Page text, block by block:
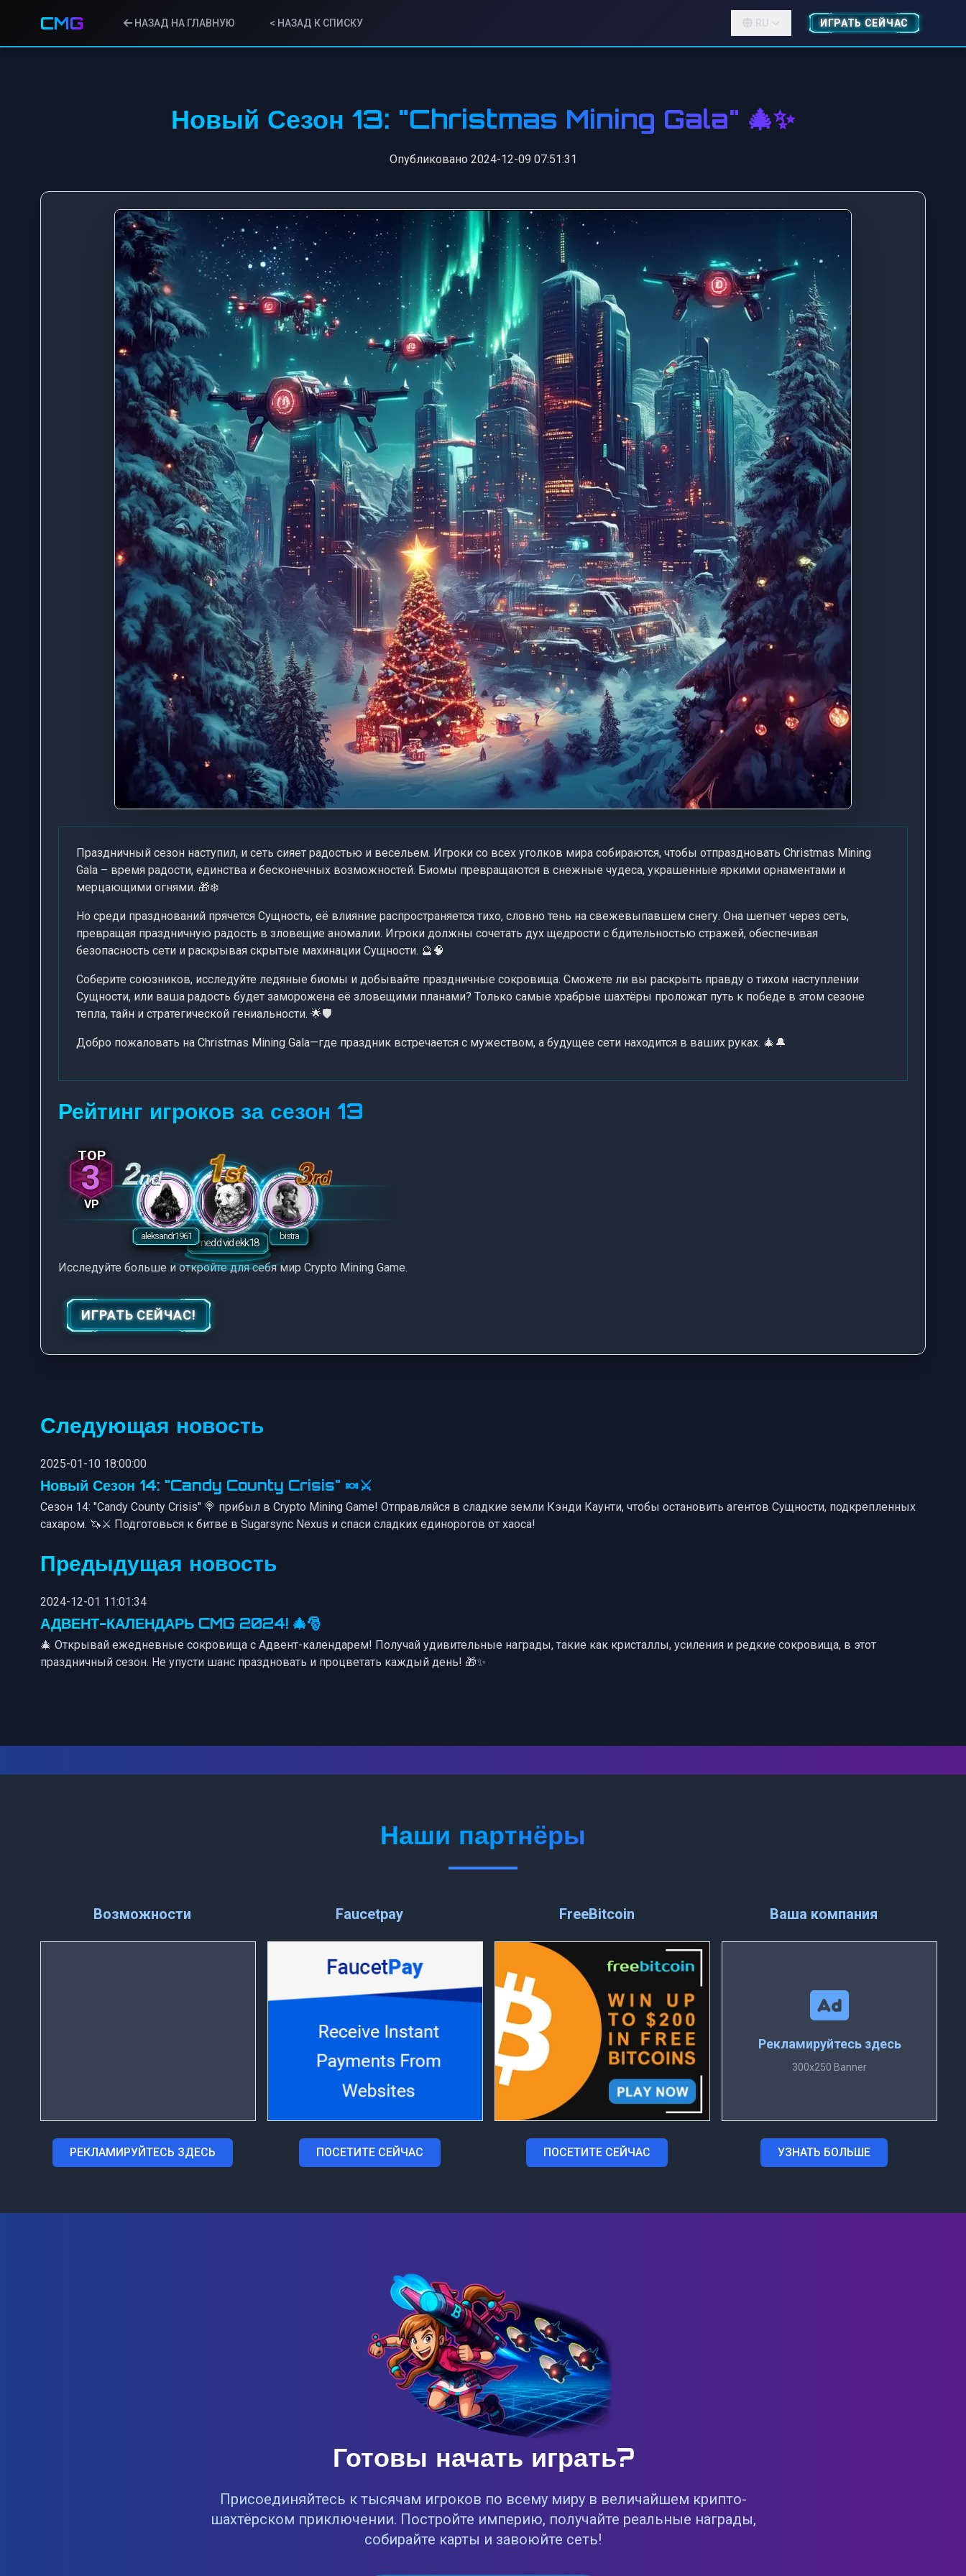
CMG НАЗАД НА ГЛАВНУЮ < НАЗАД К СПИСКУ RU ИГРАТЬ СЕЙЧАС
Новый Сезон 13: "Christmas Mining Gala" 🎄✨
Опубликовано 2024-12-09 07:51:31
Праздничный сезон наступил, и сеть сияет радостью и весельем. Игроки со всех уголков мира собираются, чтобы отпраздновать Christmas Mining
Gala – время радости, единства и бесконечных возможностей. Биомы превращаются в снежные чудеса, украшенные яркими орнаментами и
мерцающими огнями. 🎁❄️
Но среди празднований прячется Сущность, её влияние распространяется тихо, словно тень на свежевыпавшем снегу. Она шепчет через сеть,
превращая праздничную радость в зловещие аномалии. Игроки должны сочетать дух щедрости с бдительностью стражей, обеспечивая
безопасность сети и раскрывая скрытые махинации Сущности. 🔮🧠
Соберите союзников, исследуйте ледяные биомы и добывайте праздничные сокровища. Сможете ли вы раскрыть правду о тихом наступлении
Сущности, или ваша радость будет заморожена её зловещими планами? Только самые храбрые шахтёры проложат путь к победе в этом сезоне
тепла, тайн и стратегической гениальности. 🌟🛡️
Добро пожаловать на Christmas Mining Gala—где праздник встречается с мужеством, а будущее сети находится в ваших руках. 🎄🔔
Рейтинг игроков за сезон 13
3
VP
Исследуйте больше и откройте для себя мир Crypto Mining Game.
ИГРАТЬ СЕЙЧАС!
Следующая новость
2025-01-10 18:00:00
Новый Сезон 14: "Candy County Crisis" 🍬⚔️
Сезон 14: "Candy County Crisis" 🍭 прибыл в Crypto Mining Game! Отправляйся в сладкие земли Кэнди Каунти, чтобы остановить агентов Сущности, подкрепленных
сахаром. 🦄⚔️ Подготовься к битве в Sugarsync Nexus и спаси сладких единорогов от хаоса!
Предыдущая новость
2024-12-01 11:01:34
АДВЕНТ-КАЛЕНДАРЬ CMG 2024! 🎄🎅
🎄 Открывай ежедневные сокровища с Адвент-календарем! Получай удивительные награды, такие как кристаллы, усиления и редкие сокровища, в этот
праздничный сезон. Не упусти шанс праздновать и процветать каждый день! 🎁✨
Наши партнёры
Возможности
РЕКЛАМИРУЙТЕСЬ ЗДЕСЬ
Faucetpay
ПОСЕТИТЕ СЕЙЧАС
FreeBitcoin
ПОСЕТИТЕ СЕЙЧАС
Ваша компания
Рекламируйтесь здесь
300x250 Banner
УЗНАТЬ БОЛЬШЕ
Готовы начать играть?
Присоединяйтесь к тысячам игроков по всему миру в величайшем крипто-
шахтёрском приключении. Постройте империю, получайте реальные награды,
собирайте карты и завоюйте сеть!